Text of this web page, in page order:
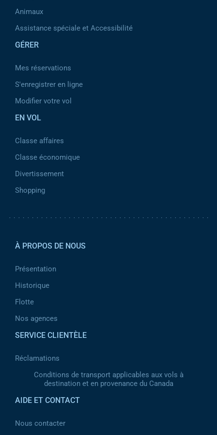
Animaux
Assistance spéciale et Accessibilité
GÉRER
Mes réservations
S'enregistrer en ligne
Modifier votre vol
EN VOL
Classe affaires
Classe économique
Divertissement
Shopping
À PROPOS DE NOUS
Présentation
Historique
Flotte
Nos agences
SERVICE CLIENTÈLE
Réclamations
Conditions de transport applicables aux vols à
destination et en provenance du Canada
AIDE ET CONTACT
Nous contacter